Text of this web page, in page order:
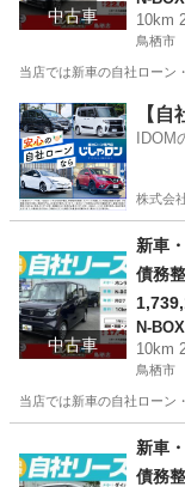
中古車
10km
鳥栖市
当店では新車の自社ローン
佐賀 鳥栖市 N-
【
株式会
中古車
新車
債務
-BOX
N-BOX
10km
鳥栖市
当店では新車の自社ローン
N-
新車
債務